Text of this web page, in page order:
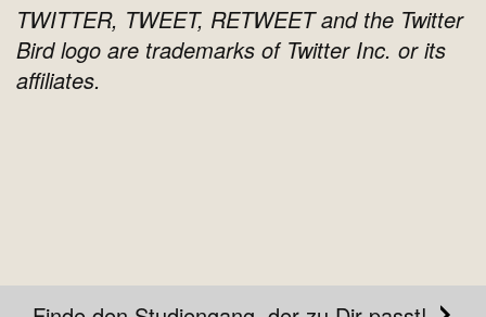
TWITTER, TWEET, RETWEET and the Twitter
Bird logo are trademarks of Twitter Inc. or its
affiliates.